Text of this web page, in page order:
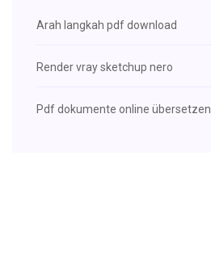
Arah langkah pdf download
Render vray sketchup nero
Pdf dokumente online übersetzen